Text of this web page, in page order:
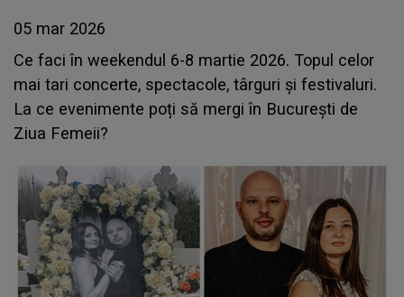
05 mar 2026
Ce faci în weekendul 6-8 martie 2026. Topul celor
mai tari concerte, spectacole, târguri și festivaluri.
La ce evenimente poți să mergi în București de
Ziua Femeii?